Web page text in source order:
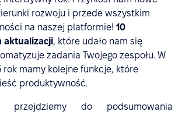
rozwoju i przede wszystkim
na naszej platformie! 10
aktualizacji, które udało nam się
zadania Twojego zespołu. W
rok mamy kolejne funkcje, które
produktywność.
przejdziemy do podsumowania